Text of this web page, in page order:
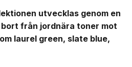
utvecklas genom en
från jordnära toner mot
laurel green, slate blue,